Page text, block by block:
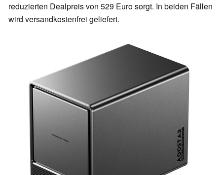
reduzierten Dealpreis von 529 Euro sorgt. In beiden Fällen
wird versandkostenfrei geliefert.